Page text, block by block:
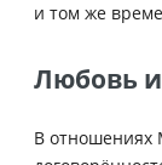
и том же
Любовь
В отношениях